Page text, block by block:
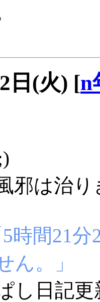
日(火) [n
邪は治
時間21
ん。」
し日記